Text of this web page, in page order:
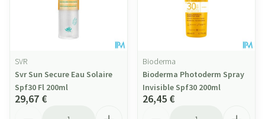
SVR
Svr Sun Secure Eau Solaire
Spf30 Fl 200ml
29,67 €
Bioderma
Bioderma Photoderm Spray
Invisible Spf30 200ml
26,45 €